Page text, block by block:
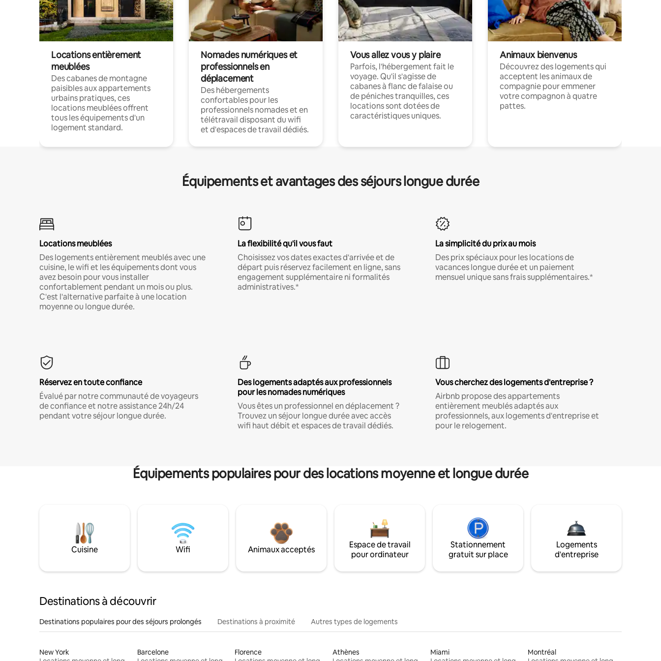
Locations entièrement
meublées
Des cabanes de montagne
paisibles aux appartements
urbains pratiques, ces
locations meublées offrent
tous les équipements d'un
logement standard.
Nomades numériques et
professionnels en
déplacement
Des hébergements
confortables pour les
professionnels nomades et en
télétravail disposant du wifi
et d'espaces de travail dédiés.
Vous allez vous y plaire
Parfois, l'hébergement fait le
voyage. Qu'il s'agisse de
cabanes à flanc de falaise ou
de péniches tranquilles, ces
locations sont dotées de
caractéristiques uniques.
Animaux bienvenus
Découvrez des logements qui
acceptent les animaux de
compagnie pour emmener
votre compagnon à quatre
pattes.
Équipements et avantages des séjours longue durée
Locations meublées
Des logements entièrement meublés avec une
cuisine, le wifi et les équipements dont vous
avez besoin pour vous installer
confortablement pendant un mois ou plus.
C'est l'alternative parfaite à une location
moyenne ou longue durée.
La flexibilité qu'il vous faut
Choisissez vos dates exactes d'arrivée et de
départ puis réservez facilement en ligne, sans
engagement supplémentaire ni formalités
administratives.*
La simplicité du prix au mois
Des prix spéciaux pour les locations de
vacances longue durée et un paiement
mensuel unique sans frais supplémentaires.*
Réservez en toute confiance
Évalué par notre communauté de voyageurs
de confiance et notre assistance 24h/24
pendant votre séjour longue durée.
Des logements adaptés aux professionnels
pour les nomades numériques
Vous êtes un professionnel en déplacement ?
Trouvez un séjour longue durée avec accès
wifi haut débit et espaces de travail dédiés.
Vous cherchez des logements d'entreprise ?
Airbnb propose des appartements
entièrement meublés adaptés aux
professionnels, aux logements d'entreprise et
pour le relogement.
Équipements populaires pour des locations moyenne et longue durée
Cuisine Wifi Animaux acceptés
Espace de travail
pour ordinateur
Stationnement
gratuit sur place
Logements
d'entreprise
Destinations à découvrir
Destinations populaires pour des séjours prolongés Destinations à proximité Autres types de logements
New York
Barcelone
Florence
Athènes
Miami
Montréal